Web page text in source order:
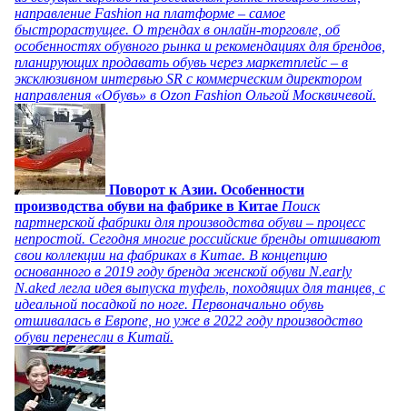
направление Fashion на платформе – самое
быстрорастущее. О трендах в онлайн-торговле, об
особенностях обувного рынка и рекомендациях для брендов,
планирующих продавать обувь через маркетплейс – в
эксклюзивном интервью SR с коммерческим директором
направления «Обувь» в Ozon Fashion Ольгой Москвичевой.
Поворот к Азии. Особенности
производства обуви на фабрике в Китае Поиск
партнерской фабрики для производства обуви – процесс
непростой. Сегодня многие российские бренды отшивают
свои коллекции на фабриках в Китае. В концепцию
основанного в 2019 году бренда женской обуви N.early
N.aked легла идея выпуска туфель, походящих для танцев, с
идеальной посадкой по ноге. Первоначально обувь
отшивалась в Европе, но уже в 2022 году производство
обуви перенесли в Китай.